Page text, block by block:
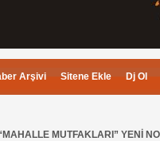
Arşivi Sitene Ekle Dj Ol
MUTFAKLARI” YENİ